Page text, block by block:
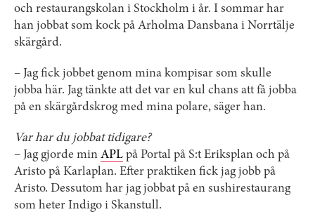
och restaurangskolan i Stockholm i år. I sommar har
han jobbat som kock på Arholma Dansbana i Norrtälje
skärgård.
– Jag fick jobbet genom mina kompisar som skulle
jobba här. Jag tänkte att det var en kul chans att få jobba
på en skärgårdskrog med mina polare, säger han.
Var har du jobbat tidigare?
– Jag gjorde min APL på Portal på S:t Eriksplan och på
Aristo på Karlaplan. Efter praktiken fick jag jobb på
Aristo. Dessutom har jag jobbat på en sushirestaurang
som heter Indigo i Skanstull.